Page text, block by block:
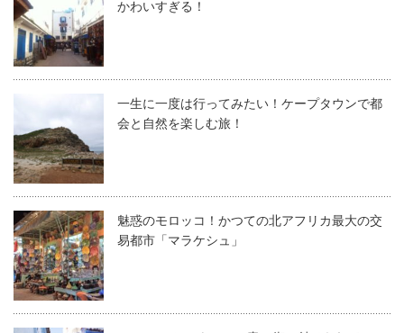
かわいすぎる！
一生に一度は行ってみたい！ケープタウンで都
会と自然を楽しむ旅！
魅惑のモロッコ！かつての北アフリカ最大の交
易都市「マラケシュ」